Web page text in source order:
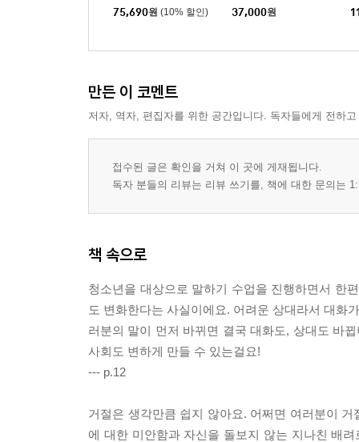
등 1~2학년 세트
75,690원 (10% 할인) 37,000원
만든 이 코멘트
저자, 역자, 편집자를 위한 공간입니다. 독자들에게 전하
접수된 글은 확인을 거쳐 이 곳에 게재됩니다.
독자 분들의 리뷰는 리뷰 쓰기를, 책에 대한 문의는
책 속으로
청소년을 대상으로 말하기 수업을 진행하면서 한
도 변화한다는 사실이에요. 어려운 상대라서 대화
러분의 말이 먼저 바뀌면 결국 대화도, 상대도 바
사회도 변하게 만들 수 있는걸요!
--- p.12
거절은 생각만큼 쉽지 않아요. 어쩌면 여러분이
에 대한 미안함과 자신을 돌보지 않는 지나친 배